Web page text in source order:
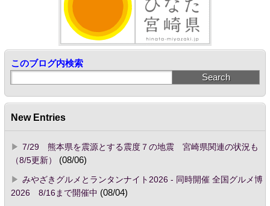
このブログ内検索
New Entries
7/29 熊本県を震源とする震度７の地震 宮崎県関連の状況も
（8/5更新）
(08/06)
みやざきグルメとランタンナイト2026 - 同時開催 全国グルメ博
2026 8/16まで開催中 (08/04)